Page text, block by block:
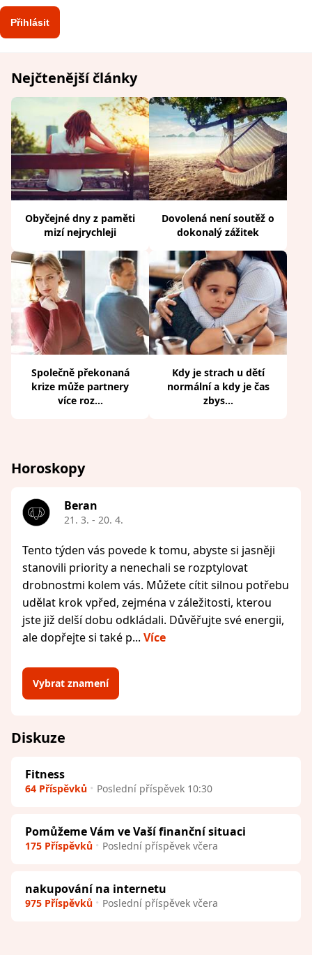
Nejčtenější články
Obyčejné dny z paměti
mizí nejrychleji
Dovolená není soutěž o
dokonalý zážitek
Společně překonaná
krize může partnery
více roz...
Kdy je strach u dětí
normální a kdy je čas
zbys...
Horoskopy
Beran
21. 3. - 20. 4.
Tento týden vás povede k tomu, abyste si jasněji
stanovili priority a nenechali se rozptylovat
drobnostmi kolem vás. Můžete cítit silnou potřebu
udělat krok vpřed, zejména v záležitosti, kterou
jste již delší dobu odkládali. Důvěřujte své energii,
ale dopřejte si také p... Více
Vybrat znamení
Diskuze
Fitness
64 Příspěvků Poslední příspěvek 10:30
Pomůžeme Vám ve Vaší finanční situaci
175 Příspěvků Poslední příspěvek včera
nakupování na internetu
975 Příspěvků Poslední příspěvek včera